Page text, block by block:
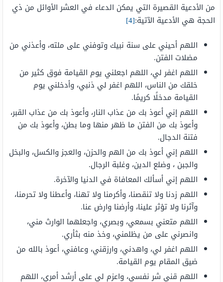
من الأدعية القصيرة التي يمكن الدعاء في العشر الأوائل من ذي
الحجة هي الأدعية الآتية:[4]
اللهم أحيني على سنة نبيك وتوفني على ملته، وأعذني من
مضلات الفتن.
اللهم اغفر لي، اللهم اجعلني يوم القيامة فوق كثير من
خلقك من الناس، اللهم اغفر لي ذنبي، وأدخلني يوم
القيامة مدخلًا كريمًا.
اللهم إني أعوذ بك من عذاب النار، وأعوذ بك من عذاب القبر،
وأعوذ بك من الفتن ما ظهر منها وما بطن، وأعوذ بك من
فتنة الدجال.
اللهم إني أعوذ بك من الهم والحزن، والعجز والكسل، والبخل
والجبن ، وضلع الدين، وغلبة الرجال.
اللهم إني أسألك المعافاة في الدنيا والآخرة.
اللهم زدنا ولا تنقصنا، وأكرمنا ولا تهنا، وأعطنا ولا تحرمنا،
وآثرنا ولا تؤثر علينا، وأرضنا وارض عنا.
اللهم متعني بسمعي، وبصري، واجعلهما الوارث مني،
وانصرني على من يظلمني، وخذ منه بثأري.
اللهم اغفر لي، واهدني، وارزقني، وعافني، أعوذ بالله من
ضيق المقام يوم القيامة.
اللهم قني شر نفسي، واعزم لي على أرشد أمري، اللهم